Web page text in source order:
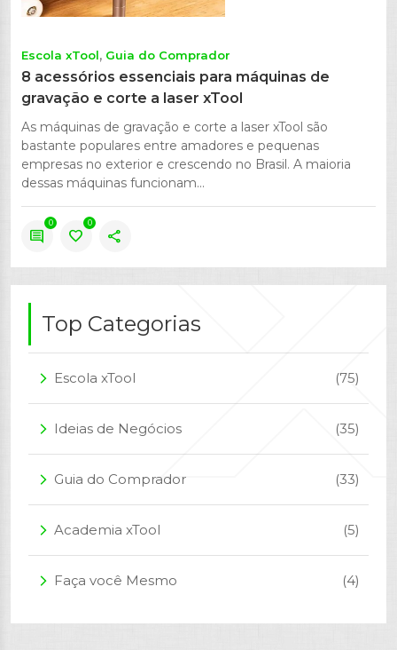
Escola xTool Guia do Comprador
8 acessórios essenciais para máquinas de
gravação e corte a laser xTool
As máquinas de gravação e corte a laser xTool são
bastante populares entre amadores e pequenas
empresas no exterior e crescendo no Brasil. A maioria
dessas máquinas funcionam...
comment
0
favorite
0
share
Top Categorias
arrow_forward_ios Escola xTool (75)
arrow_forward_ios Ideias de Negócios (35)
arrow_forward_ios Guia do Comprador (33)
arrow_forward_ios Academia xTool (5)
arrow_forward_ios Faça você Mesmo (4)